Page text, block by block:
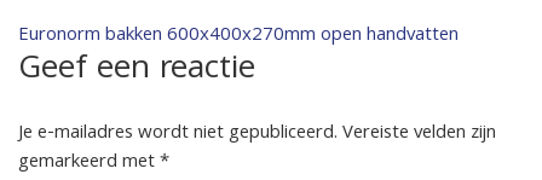
Bericht
navigatie
Euronorm bakken 600x400x270mm open handvatten
Geef een reactie
Je e-mailadres wordt niet gepubliceerd.Vereiste velden zijn
gemarkeerd met*